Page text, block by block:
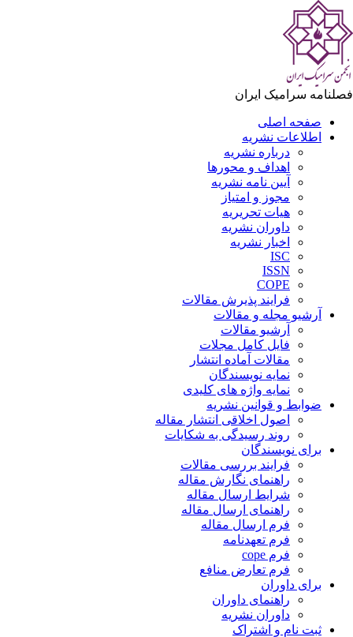
سرامیک ایران
صفحه اصلی
اطلاعات نشریه
درباره نشریه
اهداف و محورها
آیین نامه نشریه
مجوز و امتیاز
هیات تحریریه
داوران نشریه
اخبار نشریه
ISC
ISSN
COPE
فرایند پذیرش مقالات
آرشیو مجله و مقالات
آرشیو مقالات
فایل کامل مجلات
مقالات آماده انتشار
نمایه نویسندگان
نمایه واژه های کلیدی
ضوابط و قوانین نشریه
اصول اخلاقی انتشار مقاله
روند رسیدگی به شکایات
برای نویسندگان
فرایند بررسی مقالات
راهنمای نگارش مقاله
شرایط ارسال مقاله
راهنمای ارسال مقاله
فرم ارسال مقاله
فرم تعهدنامه
فرم cope
فرم تعارض منافع
برای داوران
راهنمای داوران
داوران نشریه
ثبت نام و اشتراک